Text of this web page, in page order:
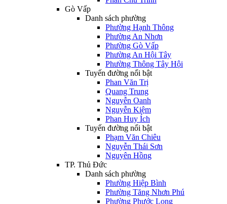
Gò Vấp
Danh sách phường
Phường Hạnh Thông
Phường An Nhơn
Phường Gò Vấp
Phường An Hội Tây
Phường Thông Tây Hội
Tuyến đường nổi bật
Phan Văn Trị
Quang Trung
Nguyễn Oanh
Nguyễn Kiệm
Phan Huy Ích
Tuyến đường nổi bật
Phạm Văn Chiêu
Nguyễn Thái Sơn
Nguyên Hồng
TP. Thủ Đức
Danh sách phường
Phường Hiệp Bình
Phường Tăng Nhơn Phú
Phường Phước Long